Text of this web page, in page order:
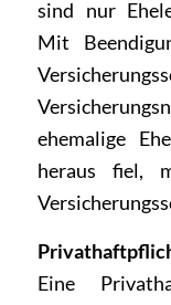
sind nur
Mit
ehemalige
heraus fiel,
Eine